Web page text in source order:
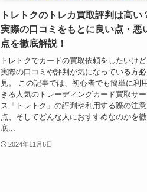
トレトクのトレカ買取評判は高い
実際の口コミをもとに良い点・悪
点を徹底解説！
トレトクでカードの買取依頼をしたいけど
実際の口コミや評判が気になっている方必
見。 この記事では、初心者でも簡単に利
きる人気のトレーディングカード買取サ
ス「トレトク」の評判や利用する際の注意
点、そしてどんな人におすすめなのかを徹
底...
2024年11月6日